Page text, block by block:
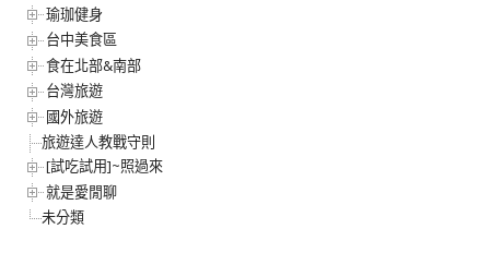
瑜珈健身
台中美食區
食在北部&南部
台灣旅遊
國外旅遊
旅遊達人教戰守則
[試吃試用]~照過來
就是愛閒聊
未分類